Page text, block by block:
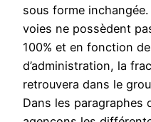
sous forme
voies ne possèdent
100% et en fonction
d’administration, la
retrouvera dans le
Dans les paragraphes